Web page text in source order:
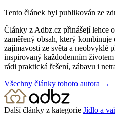
Tento článek byl publikován ze
Články z Adbz.cz přinášejí lehce
zaměřený obsah, který
zajímavosti ze světa a neobvyklé
inspirovaný každodenním
rádi praktická řešení, zábavu i
Všechny články tohoto autora →
Další články z kategorie Jídlo a